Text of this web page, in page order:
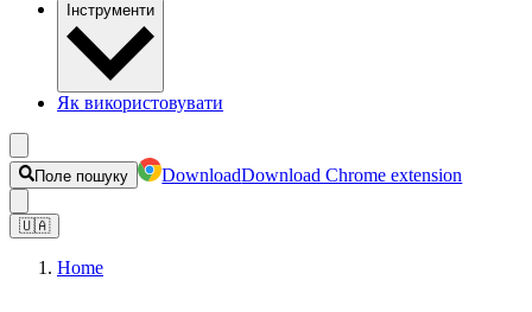
Інструменти
Як використовувати
Поле пошуку DownloadDownload Chrome extension
🇺🇦
Home